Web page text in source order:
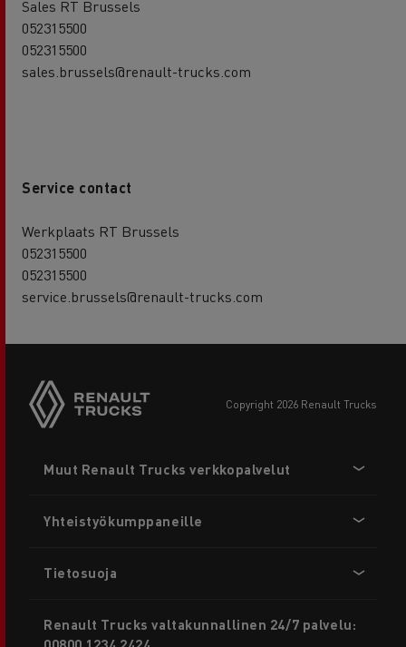
Sales RT Brussels
052315500
052315500
sales.brussels@renault-trucks.com
Service contact
Werkplaats RT Brussels
052315500
052315500
service.brussels@renault-trucks.com
copyright 2026 Renault Trucks
menu
Muut Renault Trucks verkkopalvelut
Yhteistyökumppaneille
Tietosuoja
Renault Trucks valtakunnallinen 24/7 palvelu: